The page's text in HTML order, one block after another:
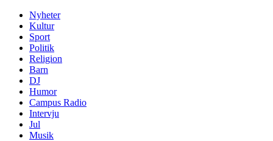
Nyheter
Kultur
Sport
Politik
Religion
Barn
DJ
Humor
Campus Radio
Intervju
Jul
Musik